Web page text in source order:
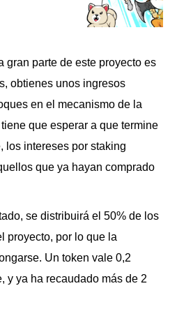
gran parte de este proyecto es
obtienes unos ingresos
en el mecanismo de la
que esperar a que termine
los intereses por staking
que ya hayan comprado
se distribuirá el 50% de los
proyecto, por lo que la
Un token vale 0,2
y ya ha recaudado más de 2